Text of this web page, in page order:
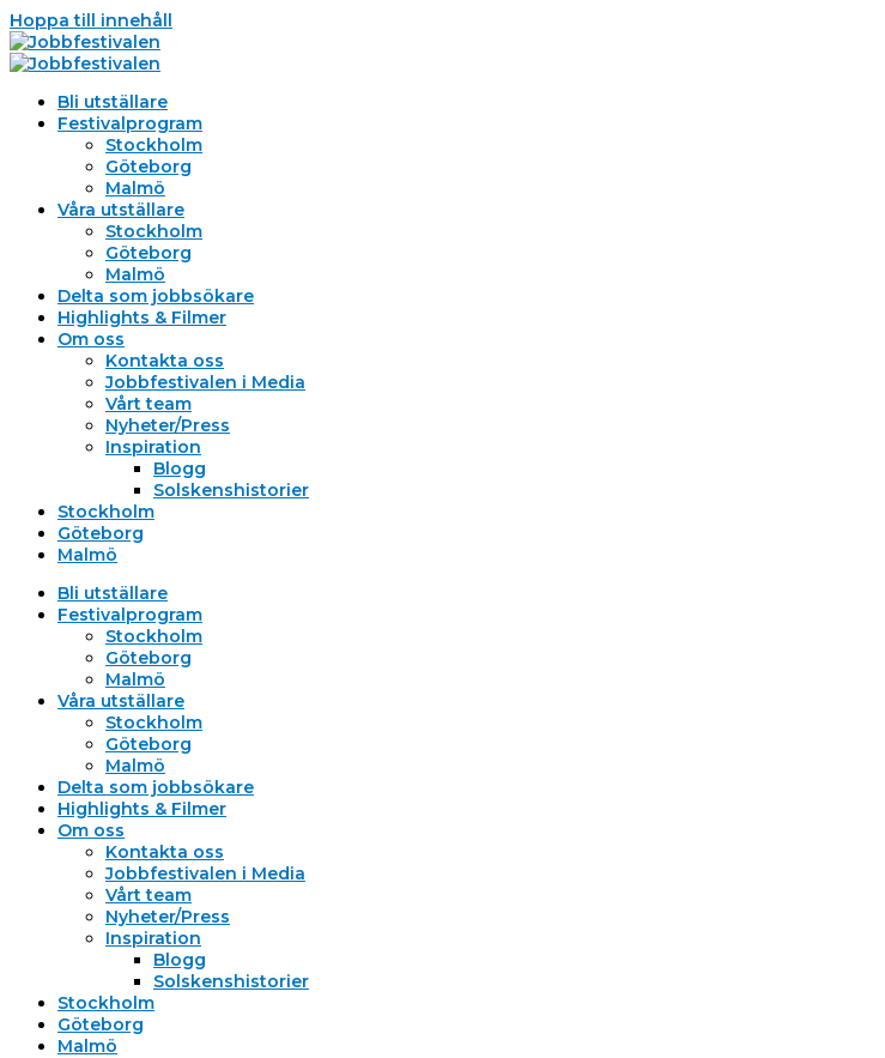
Hoppa till innehåll
Bli utställare
Festivalprogram
Stockholm
Göteborg
Malmö
Våra utställare
Stockholm
Göteborg
Malmö
Delta som jobbsökare
Highlights & Filmer
Om oss
Kontakta oss
Jobbfestivalen i Media
Vårt team
Nyheter/Press
Inspiration
Blogg
Solskenshistorier
Stockholm
Göteborg
Malmö
Bli utställare
Festivalprogram
Stockholm
Göteborg
Malmö
Våra utställare
Stockholm
Göteborg
Malmö
Delta som jobbsökare
Highlights & Filmer
Om oss
Kontakta oss
Jobbfestivalen i Media
Vårt team
Nyheter/Press
Inspiration
Blogg
Solskenshistorier
Stockholm
Göteborg
Malmö